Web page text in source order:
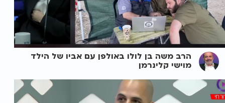
הרב משה בן לולו באולפן עם אביו של הילד
מוישי קלינרמן